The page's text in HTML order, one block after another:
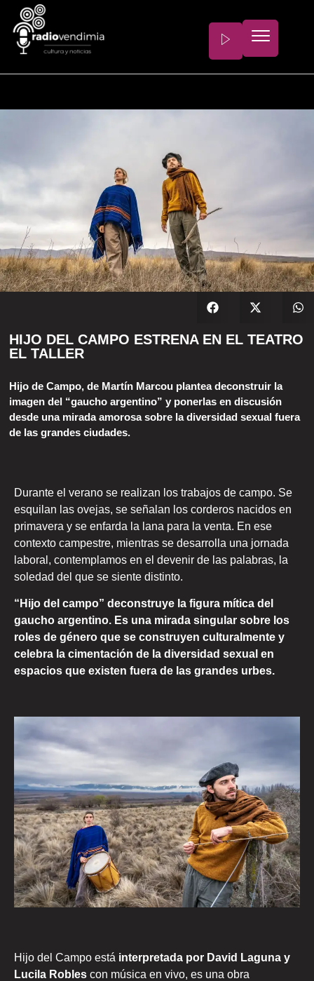
HIJO DEL CAMPO ESTRENA EN EL TEATRO
EL TALLER
Hijo de Campo, de Martín Marcou plantea deconstruir la
imagen del “gaucho argentino” y ponerlas en discusión
desde una mirada amorosa sobre la diversidad sexual fuera
de las grandes ciudades.
Durante el verano se realizan los trabajos de campo. Se
esquilan las ovejas, se señalan los corderos nacidos en
primavera y se enfarda la lana para la venta. En ese
contexto campestre, mientras se desarrolla una jornada
laboral, contemplamos en el devenir de las palabras, la
soledad del que se siente distinto.
“Hijo del campo” deconstruye la figura mítica del
gaucho argentino. Es una mirada singular sobre los
roles de género que se construyen culturalmente y
celebra la cimentación de la diversidad sexual en
espacios que existen fuera de las grandes urbes.
Hijo del Campo está interpretada por David Laguna y
Lucila Robles con música en vivo, es una obra